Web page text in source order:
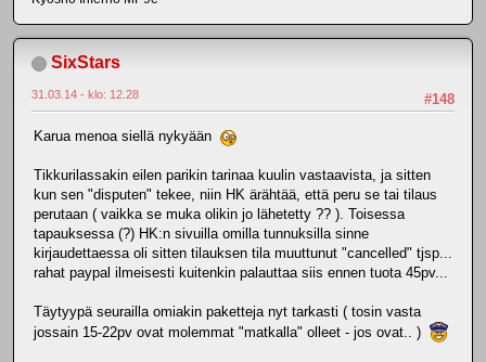
SixStars
#148
31.03.14 - klo: 12.28
Karua menoa siellä nykyään
Tikkurilassakin eilen parikin tarinaa kuulin vastaavista, ja sitten
kun sen "disputen" tekee, niin HK ärähtää, että peru se tai tilaus
perutaan ( vaikka se muka olikin jo lähetetty ?? ). Toisessa
tapauksessa (?) HK:n sivuilla omilla tunnuksilla sinne
kirjaudettaessa oli sitten tilauksen tila muuttunut "cancelled" tjsp...
rahat paypal ilmeisesti kuitenkin palauttaa siis ennen tuota 45pv...
Täytyypä seurailla omiakin paketteja nyt tarkasti ( tosin vasta
jossain 15-22pv ovat molemmat "matkalla" olleet - jos ovat.. )